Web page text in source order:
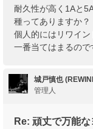
記
事
耐久性が高く1Aと
種ってありますか？
個人的にはリワイ
一番当てはまるので
城戸慎也
管理人
Re: 頑丈で万能